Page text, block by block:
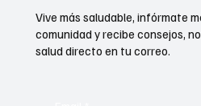
Vive más saludable, infórmate
comunidad y recibe consejos,
salud directo en tu correo.